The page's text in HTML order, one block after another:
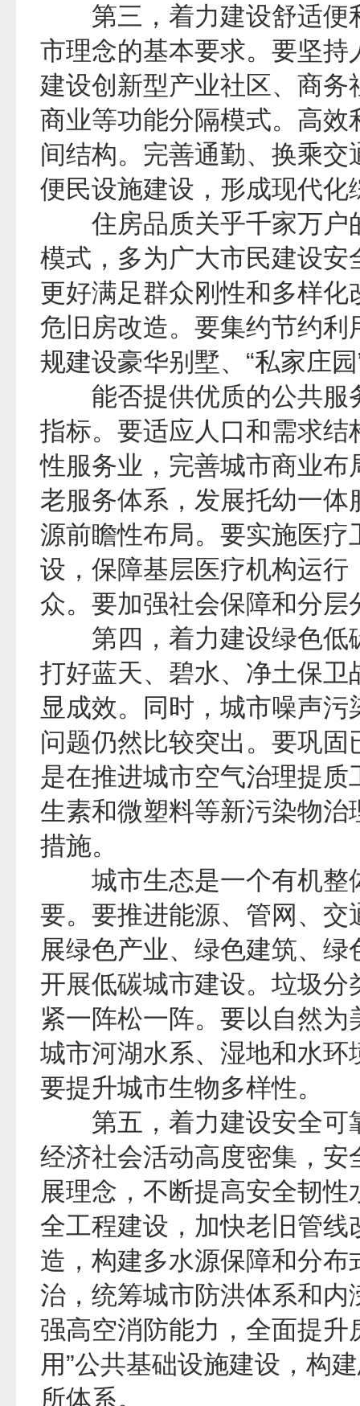
第三，着力建设舒适便
市理念的基本要求。要坚
建设创新型产业社区、商
商业等功能分隔模式。高
间结构。完善通勤、换乘
便民设施建设，形成现代化
住房品质关乎千家万户
模式，多为广大市民建设安
更好满足群众刚性和多样
危旧房改造。要集约节约
规建设豪华别墅、“私家庄园
能否提供优质的公共服
指标。要适应人口和需求
性服务业，完善城市商业布
老服务体系，发展托幼一
源前瞻性布局。要实施医
设，保障基层医疗机构运
众。要加强社会保障和分
第四，着力建设绿色低
打好蓝天、碧水、净土保
显成效。同时，城市噪声
问题仍然比较突出。要巩
是在推进城市空气治理提
生素和微塑料等新污染物
措施。
城市生态是一个有机整
要。要推进能源、管网、
展绿色产业、绿色建筑、
开展低碳城市建设。垃圾分
紧一阵松一阵。要以自然
城市河湖水系、湿地和水
要提升城市生物多样性。
第五，着力建设安全可
经济社会活动高度密集，
展理念，不断提高安全韧
全工程建设，加快老旧管
造，构建多水源保障和分
治，统筹城市防洪体系和
强高空消防能力，全面提升
用”公共基础设施建设，构
所体系。